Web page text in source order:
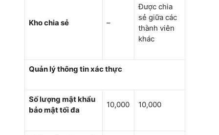
Kho chia sẻ –
Được chia
sẻ giữa các
thành viên
khác
Quản lý thông tin xác thực
Số lượng mật khẩu
bảo mật tối đa
10,000 10,000